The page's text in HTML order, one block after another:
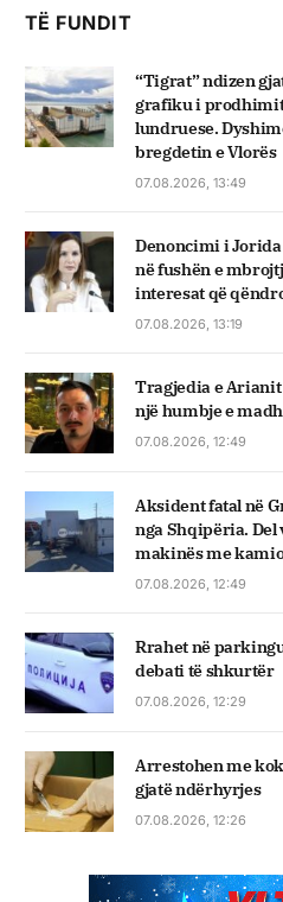
TË FUNDIT
“Tigrat” ndizen
grafiku i prodhimit
lundruese.
bregdetin e Vlorës
07.08.2026, 13:49
Denoncimi i
në fushën e
interesat që
07.08.2026, 13:19
Tragjedia e Arianit
një humbje e
07.08.2026, 12:49
Aksident fatal në
nga Shqipëria. Del
makinës me
07.08.2026, 12:49
Rrahet në
debati të shkurtër
07.08.2026, 12:29
Arrestohen me
gjatë ndërhyrjes
07.08.2026, 12:26